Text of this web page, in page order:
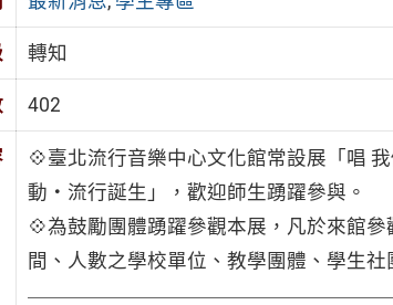
轉知
402
💠臺北流行音樂中心文化館常設展「唱
動‧流行誕生」，歡迎師生踴躍參與。
💠為鼓勵團體踴躍參觀本展，凡於來館
間、人數之學校單位、教學團體、學生